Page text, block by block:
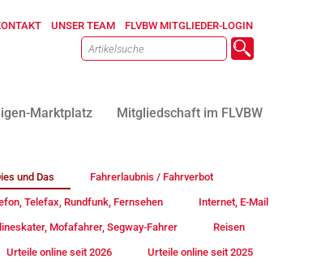
UNSER TEAM FLVBW MITGLIEDER-LOGIN
Marktplatz Mitgliedschaft im FLVBW
und Das Fahrerlaubnis / Fahrverbot
Telefax, Rundfunk, Fernsehen Internet, E-Mail
Mofafahrer, Segway-Fahrer Reisen
Urteile online seit 2026 Urteile online seit 2025